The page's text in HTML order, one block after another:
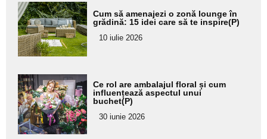
Adaugă
aici textul
pentru
subtitlu
Cum să amenajezi o zonă lounge în
grădină: 15 idei care să te inspire(P)
10 iulie 2026
Adaugă
aici textul
pentru
subtitlu
Ce rol are ambalajul floral și cum
influențează aspectul unui
buchet(P)
30 iunie 2026